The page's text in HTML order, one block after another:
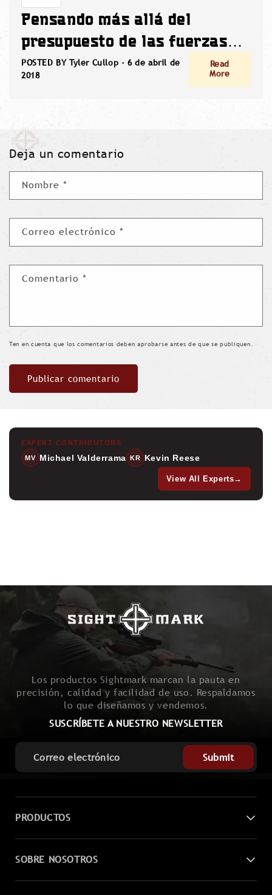
Pensando más allá del
presupuesto de las fuerzas
del orden: el caso de la visión
nocturna digital a un precio
POSTED BY Tyler Cullop · 6 de abril de
2018
Read
More
Deja un comentario
Nombre *
Correo electrónico *
Comentario *
Ten en cuenta que los comentarios deben aprobarse antes de que se publiquen.
EXPERT CONTRIBUTORS
MV Michael Valderrama KR Kevin Reese
View All Experts→
Los productos Sightmark marcan la pauta en
precisión, calidad y facilidad de uso. Respaldamos
lo que diseñamos y vendemos.
SUSCRÍBETE A NUESTRO NEWSLETTER
Submit
PRODUCTOS
SOBRE NOSOTROS